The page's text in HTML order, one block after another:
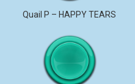
Quail P – HAPPY TEARS